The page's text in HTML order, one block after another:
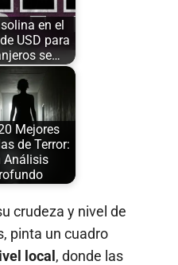
en el
USD para
se…
Mejores
de Terror:
Análisis
crudeza y nivel de
pinta un cuadro
local, donde las